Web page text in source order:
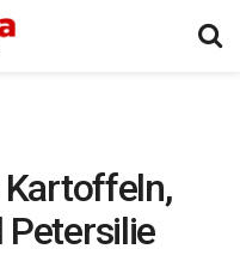
Petersilie